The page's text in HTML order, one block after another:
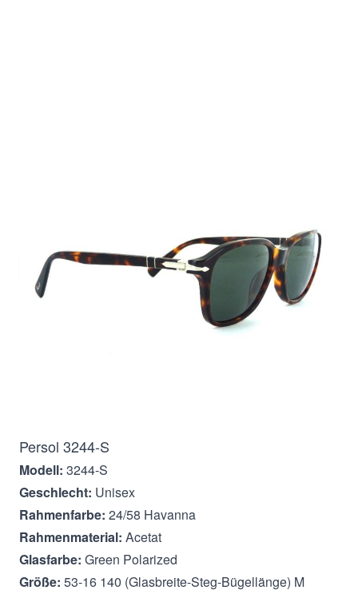
Menge
Persol 3244-S
Modell: 3244-S
Geschlecht: Unisex
Rahmenfarbe: 24/58 Havanna
Rahmenmaterial: Acetat
Glasfarbe: Green Polarized
Größe: 53-16 140 (Glasbreite-Steg-Bügellänge) M